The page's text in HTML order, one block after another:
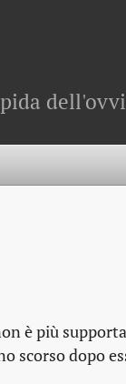
è più
scorso dopo